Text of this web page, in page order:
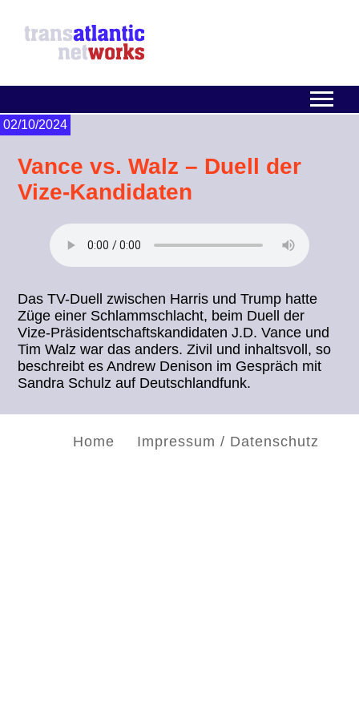
02/10/2024
Vance vs. Walz – Duell der
Vize-Kandidaten
Das TV-Duell zwischen Harris und Trump hatte
Züge einer Schlammschlacht, beim Duell der
Vize-Präsidentschaftskandidaten J.D. Vance und
Tim Walz war das anders. Zivil und inhaltsvoll, so
beschreibt es Andrew Denison im Gespräch mit
Sandra Schulz auf Deutschlandfunk.
Home Impressum / Datenschutz